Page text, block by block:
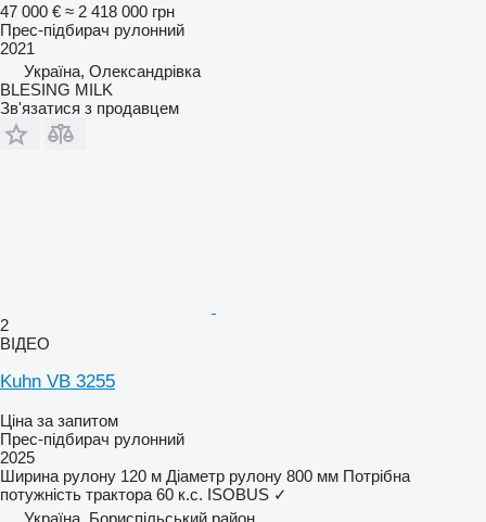
47 000 € ≈ 2 418 000 грн
Прес-підбирач рулонний
2021
Україна, Олександрівка
BLESING MILK
Зв'язатися з продавцем
2
ВІДЕО
Kuhn VB 3255
Ціна за запитом
Прес-підбирач рулонний
2025
Ширина рулону 120 м Діаметр рулону 800 мм Потрібна
потужність трактора 60 к.с. ISOBUS ✓
Україна, Бориспільський район